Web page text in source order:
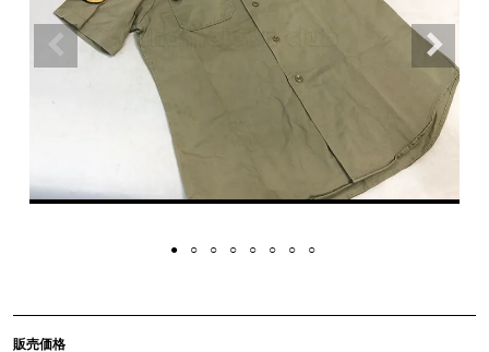
販売価格